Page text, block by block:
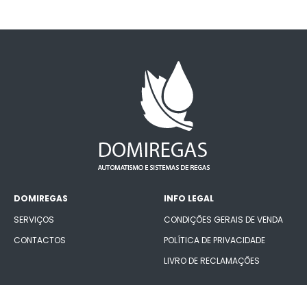
DOMIREGAS
SERVIÇOS
CONTACTOS
INFO LEGAL
CONDIÇÕES GERAIS DE VENDA
POLÍTICA DE PRIVACIDADE
LIVRO DE RECLAMAÇÕES